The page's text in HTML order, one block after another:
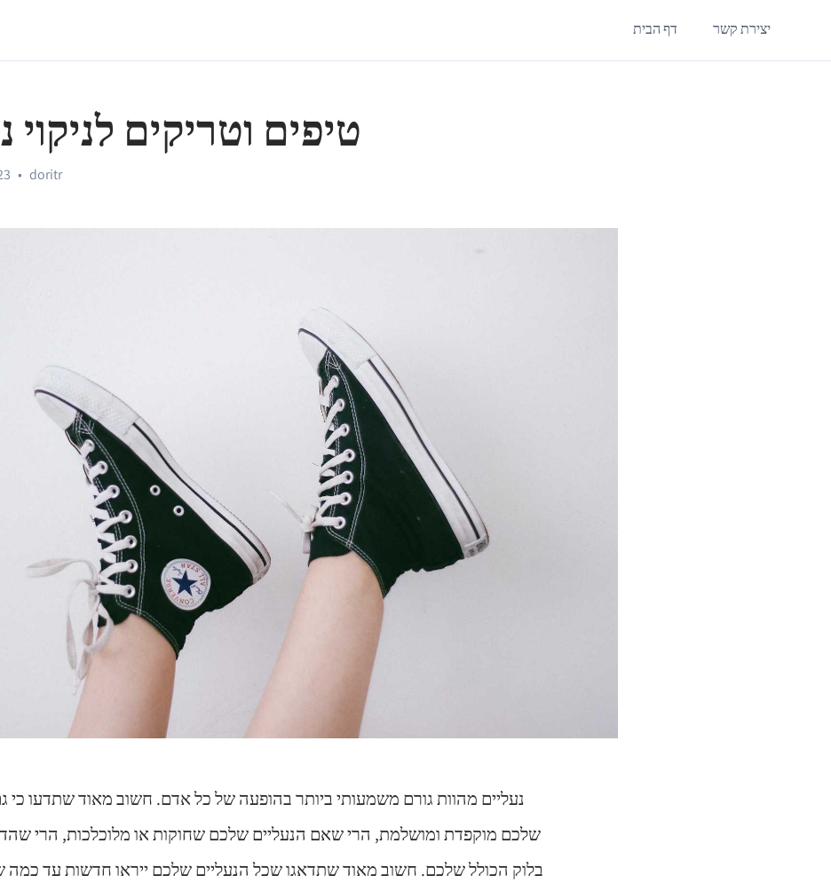
דף הבית יצירת קשר
טיפים וטריקים לניקוי
• doritr
נעליים מהוות גורם משמעותי ביותר בהופעה של כל אדם. חשוב מאוד שתדעו
שלכם מוקפדת ומושלמת, הרי שאם הנעליים שלכם שחוקות או מלוכלכות, הרי
בלוק הכולל שלכם. חשוב מאוד שתדאגו שכל הנעליים שלכם ייראו חדשות עד כמה